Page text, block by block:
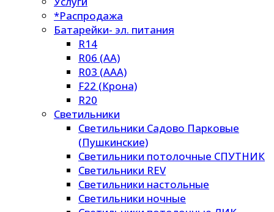
*Распродажа
Батарейки- эл. питания
R14
R06 (AA)
R03 (AAA)
F22 (Крона)
R20
Светильники
Светильники Садово Парковые
(Пушкинские)
Светильники потолочные СПУТНИК
Светильники REV
Светильники настольные
Светильники ночные